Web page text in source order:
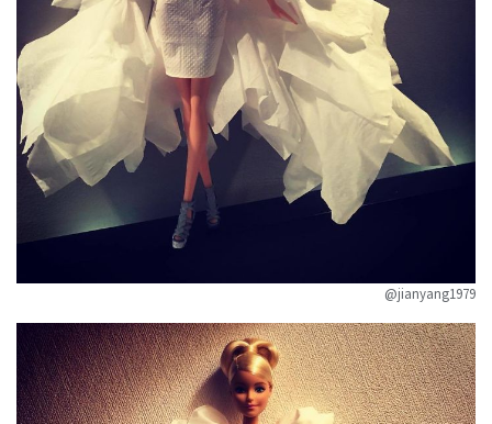
@jianyang1979